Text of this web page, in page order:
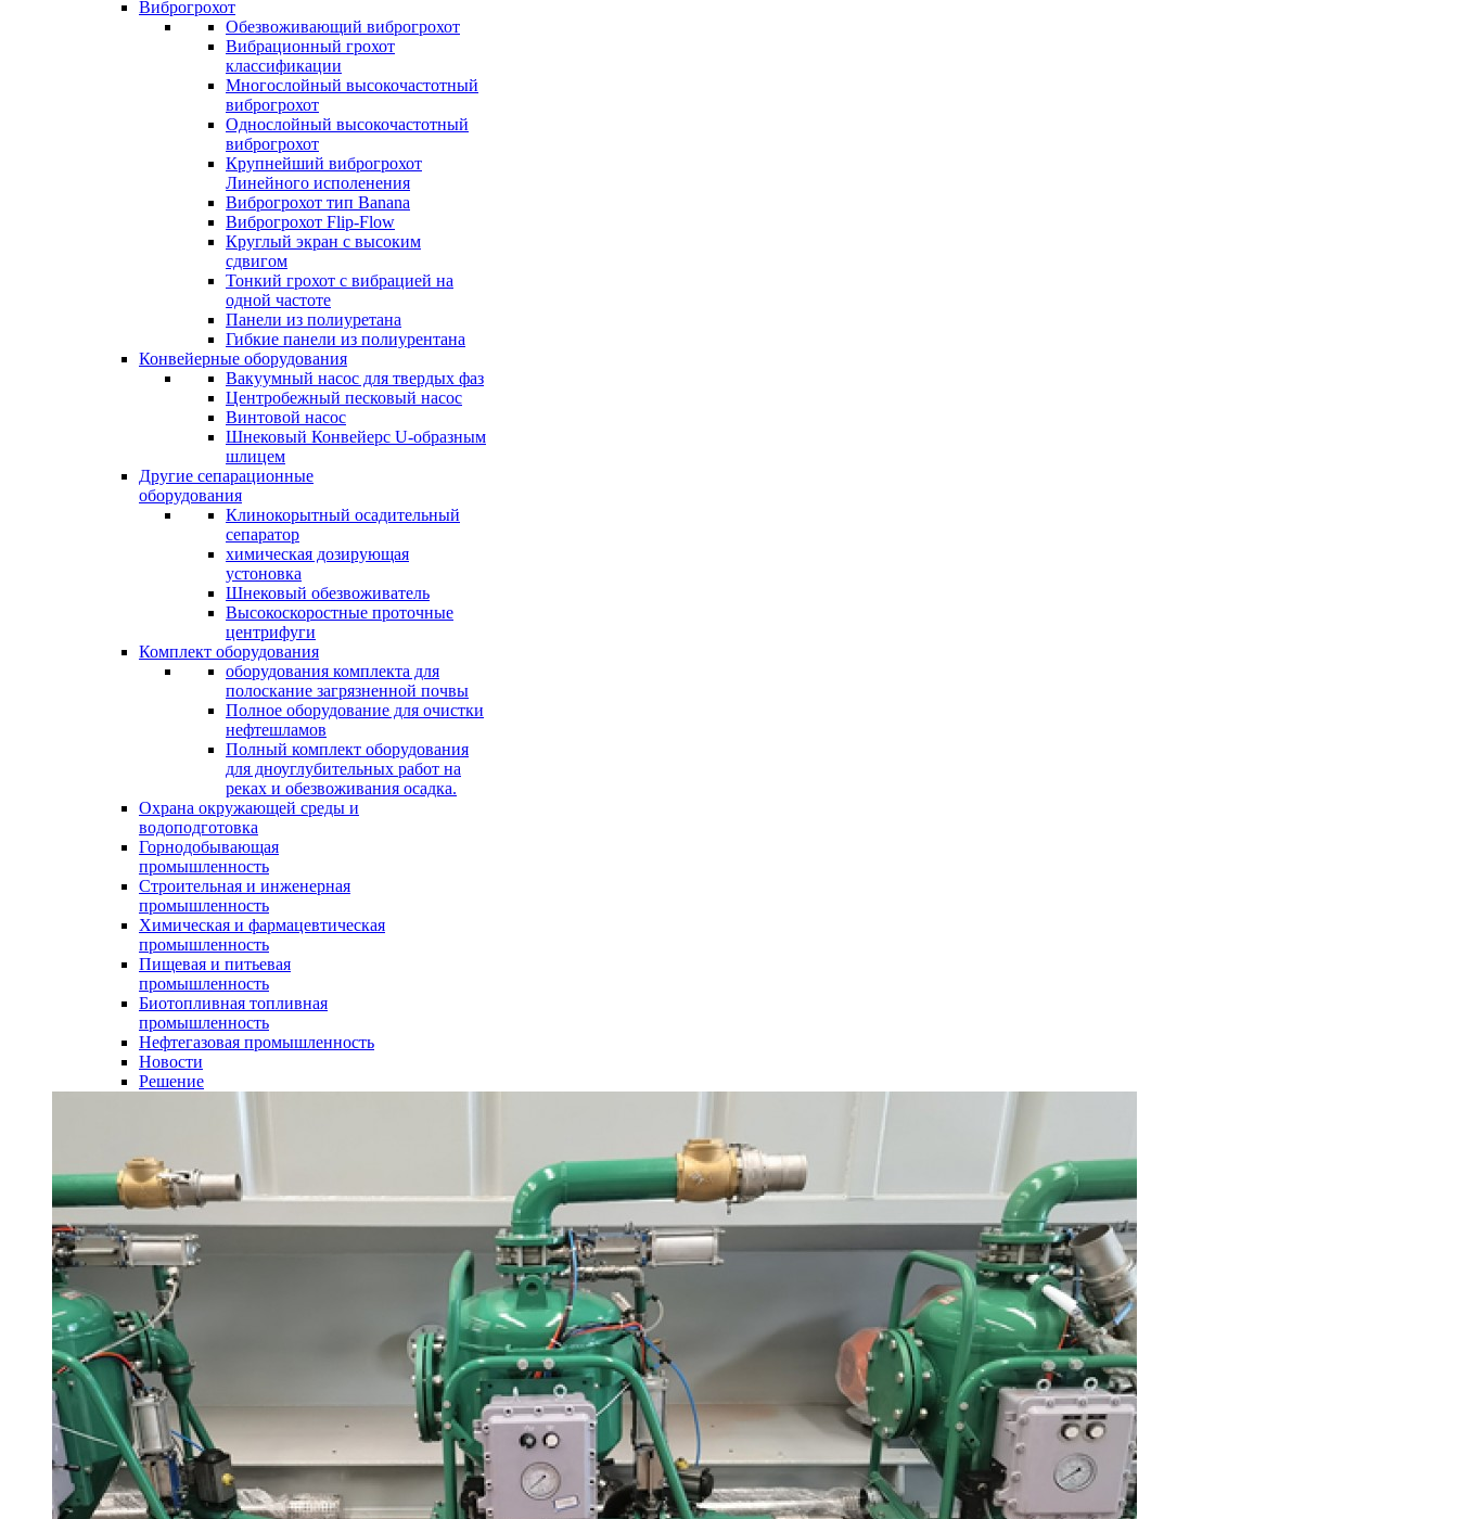
Виброгрохот
Обезвоживающий виброгрохот
Вибрационный грохот
классификации
Многослойный высокочастотный
виброгрохот
Однослойный высокочастотный
виброгрохот
Крупнейший виброгрохот
Линейного исполенения
Виброгрохот тип Banana
Виброгрохот Flip-Flow
Круглый экран с высоким
сдвигом
Тонкий грохот с вибрацией на
одной частоте
Панели из полиуретана
Гибкие панели из полиурентана
Конвейерные оборудования
Вакуумный насос для твердых фаз
Центробежный песковый насос
Винтовой насос
Шнековый Конвейерс U-образным
шлицем
Другие сепарационные
оборудования
Клинокорытный осадительный
сепаратор
химическая дозирующая
устоновка
Шнековый обезвоживатель
Высокоскоростные проточные
центрифуги
Комплект оборудования
оборудования комплекта для
полоскание загрязненной почвы
Полное оборудование для очистки
нефтешламов
Полный комплект оборудования
для дноуглубительных работ на
реках и обезвоживания осадка.
Охрана окружающей среды и
водоподготовка
Горнодобывающая
промышленность
Cтроительная и инженерная
промышленность
Химическая и фармацевтическая
промышленность
Пищевая и питьевая
промышленность
Биотопливная топливная
промышленность
Нефтегазовая промышленность
Новости
Решение